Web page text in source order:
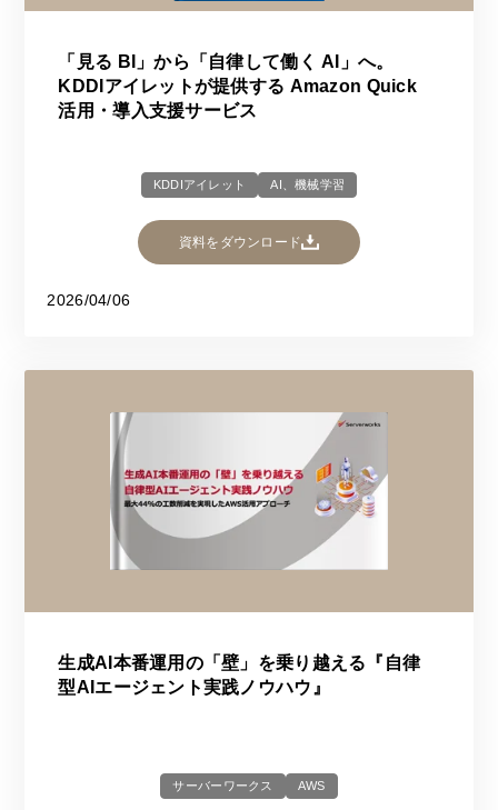
「見る BI」から「自律して働く AI」へ。
KDDIアイレットが提供する Amazon Quick
活用・導入支援サービス
KDDIアイレット AI、機械学習
資料をダウンロード
2026/04/06
生成AI本番運用の「壁」を乗り越える『自律
型AIエージェント実践ノウハウ』
サーバーワークス AWS